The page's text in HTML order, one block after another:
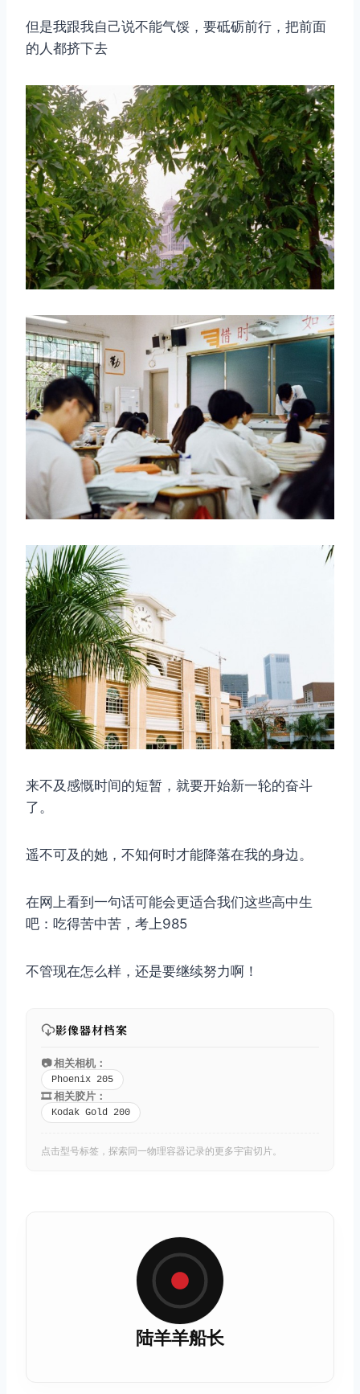
但是我跟我自己说不能气馁，要砥砺前行，把前面
的人都挤下去
来不及感慨时间的短暂，就要开始新一轮的奋斗
了。
遥不可及的她，不知何时才能降落在我的身边。
在网上看到一句话可能会更适合我们这些高中生
吧：吃得苦中苦，考上985
不管现在怎么样，还是要继续努力啊！
影像器材档案
📷 相关相机：
Phoenix 205
🎞️ 相关胶片：
Kodak Gold 200
点击型号标签，探索同一物理容器记录的更多宇宙切片。
陆羊羊船长
取消